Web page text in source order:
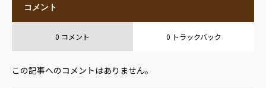
コメント
0 コメント 0 トラックバック
この記事へのコメントはありません。